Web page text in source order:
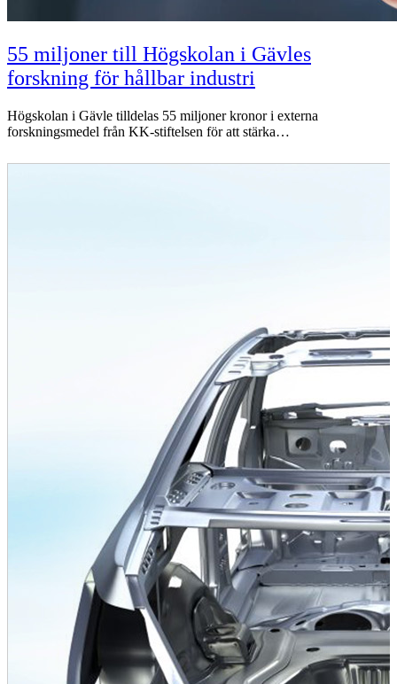
55 miljoner till Högskolan i Gävles
forskning för hållbar industri
Högskolan i Gävle tilldelas 55 miljoner kronor i externa
forskningsmedel från KK-stiftelsen för att stärka…